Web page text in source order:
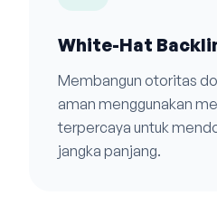
White-Hat
Membangun otoritas
aman menggunakan
terpercaya untuk
jangka panjang.